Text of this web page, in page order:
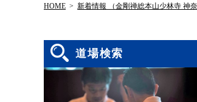
HOME 新着情報 （金剛禅総本山少林寺 神奈
道場検索